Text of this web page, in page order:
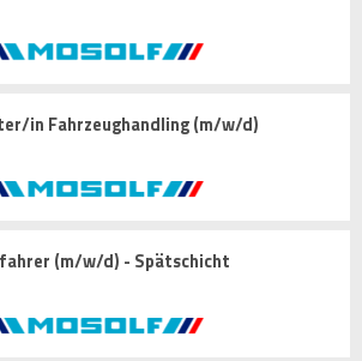
in Fahrzeughandling (m/w/d)
(m/w/d) - Spätschicht